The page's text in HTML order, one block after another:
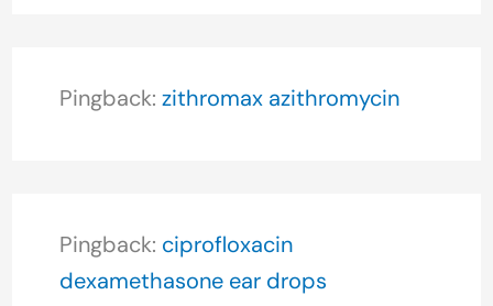
Pingback: zithromax azithromycin
Pingback: ciprofloxacin
dexamethasone ear drops